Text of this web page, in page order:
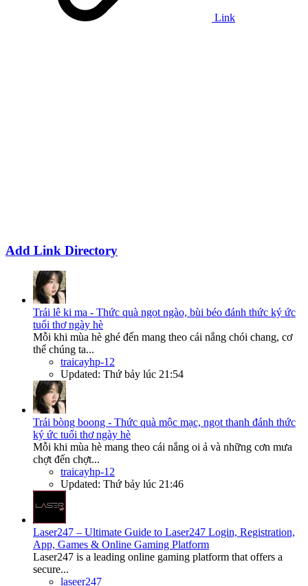
Link
Add Link Directory
Trái lê ki ma - Thức quà ngọt ngào, bùi béo đánh thức ký ức
tuổi thơ ngày hè
Mỗi khi mùa hè ghé đến mang theo cái nắng chói chang, cơ
thể chúng ta...
traicayhp-12
Updated: Thứ bảy lúc 21:54
Trái bòng boong - Thức quà mộc mạc, ngọt thanh đánh thức
ký ức tuổi thơ ngày hè
Mỗi khi mùa hè mang theo cái nắng oi ả và những cơn mưa
chợt đến chợt...
traicayhp-12
Updated: Thứ bảy lúc 21:46
Laser247 – Ultimate Guide to Laser247 Login, Registration,
App, Games & Online Gaming Platform
Laser247 is a leading online gaming platform that offers a
secure...
laseer247